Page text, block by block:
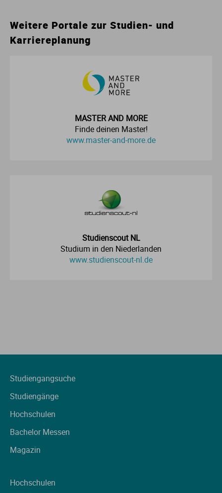
Weitere Portale zur Studien- und
Karriereplanung
MASTER AND MORE
Finde deinen Master!
www.master-and-more.de
Studienscout NL
Studium in den Niederlanden
www.studienscout-nl.de
Studiengangsuche
Studiengänge
Hochschulen
Bachelor Messen
Magazin
Hochschulen